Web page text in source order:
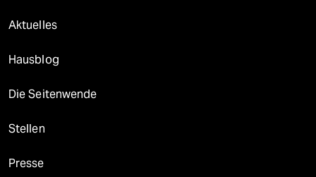
Aktuelles
Hausblog
Die Seitenwende
Stellen
Presse